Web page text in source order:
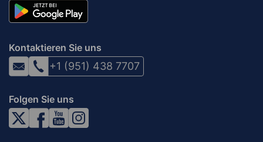
Kontaktieren Sie uns
+1 (951) 438 7707
Folgen Sie uns